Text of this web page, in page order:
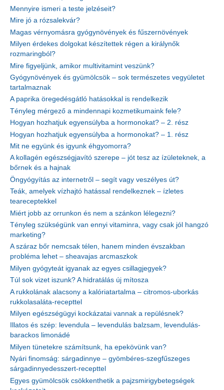
Mennyire ismeri a teste jelzéseit?
Mire jó a rózsalekvár?
Magas vérnyomásra gyógynövények és fűszernövények
Milyen érdekes dolgokat készítettek régen a királynők
rozmaringból?
Mire figyeljünk, amikor multivitamint veszünk?
Gyógynövények és gyümölcsök – sok természetes vegyületet
tartalmaznak
A paprika öregedésgátló hatásokkal is rendelkezik
Tényleg mérgező a mindennapi kozmetikumaink fele?
Hogyan hozhatjuk egyensúlyba a hormonokat? – 2. rész
Hogyan hozhatjuk egyensúlyba a hormonokat? – 1. rész
Mit ne együnk és igyunk éhgyomorra?
A kollagén egészségjavító szerepe – jót tesz az ízületeknek, a
bőrnek és a hajnak
Öngyógyítás az internetről – segít vagy veszélyes út?
Teák, amelyek vízhajtó hatással rendelkeznek – ízletes
teareceptekkel
Miért jobb az orrunkon és nem a szánkon lélegezni?
Tényleg szükségünk van ennyi vitaminra, vagy csak jól hangzó
marketing?
A száraz bőr nemcsak télen, hanem minden évszakban
probléma lehet – sheavajas arcmaszkok
Milyen gyógyteát igyanak az egyes csillagjegyek?
Túl sok vizet iszunk? A hidratálás új mítosza
A rukkolának alacsony a kalóriatartalma – citromos-uborkás
rukkolasaláta-recepttel
Milyen egészségügyi kockázatai vannak a repülésnek?
Illatos és szép: levendula – levendulás balzsam, levendulás-
barackos limonádé
Milyen tünetekre számítsunk, ha epekövünk van?
Nyári finomság: sárgadinnye – gyömbéres-szegfűszeges
sárgadinnyedesszert-recepttel
Egyes gyümölcsök csökkenthetik a pajzsmirigybetegségek